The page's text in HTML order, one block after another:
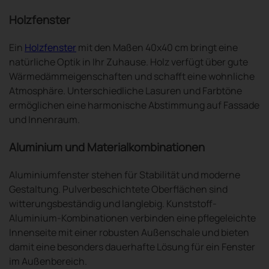
Holzfenster
Ein Holzfenster mit den Maßen 40x40 cm bringt eine
natürliche Optik in Ihr Zuhause. Holz verfügt über gute
Wärmedämmeigenschaften und schafft eine wohnliche
Atmosphäre. Unterschiedliche Lasuren und Farbtöne
ermöglichen eine harmonische Abstimmung auf Fassade
und Innenraum.
Aluminium und Materialkombinationen
Aluminiumfenster stehen für Stabilität und moderne
Gestaltung. Pulverbeschichtete Oberflächen sind
witterungsbeständig und langlebig. Kunststoff-
Aluminium-Kombinationen verbinden eine pflegeleichte
Innenseite mit einer robusten Außenschale und bieten
damit eine besonders dauerhafte Lösung für ein Fenster
im Außenbereich.